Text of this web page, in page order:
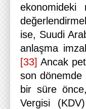
ise, Suudi
anlaşma
[33] Ancak
son dönemde
bir süre
Vergisi